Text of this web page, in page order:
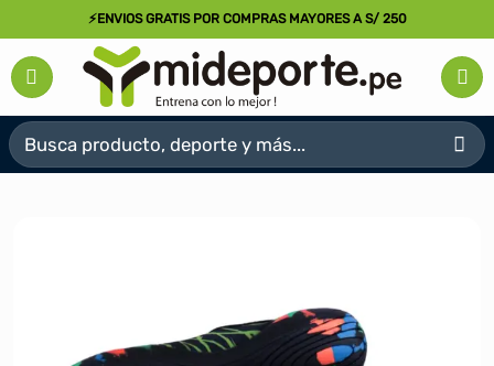
al
contenido
⚡ENVIOS GRATIS POR COMPRAS MAYORES A S/ 250
Buscar
por: